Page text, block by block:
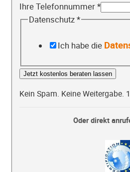
Ihre Telefonnummer*
Datenschutz*
Ich habe die
Jetzt kostenlos beraten lassen
Kein Spam. Keine
Oder direkt